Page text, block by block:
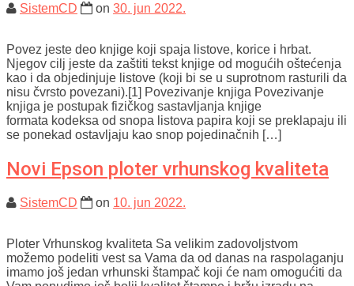
SistemCD on 30. jun 2022.
Povez jeste deo knjige koji spaja listove, korice i hrbat.
Njegov cilj jeste da zaštiti tekst knjige od mogućih oštećenja
kao i da objedinjuje listove (koji bi se u suprotnom rasturili da
nisu čvrsto povezani).[1] Povezivanje knjiga Povezivanje
knjiga je postupak fizičkog sastavljanja knjige
formata kodeksa od snopa listova papira koji se preklapaju ili
se ponekad ostavljaju kao snop pojedinačnih […]
Novi Epson ploter vrhunskog kvaliteta
SistemCD on 10. jun 2022.
Ploter Vrhunskog kvaliteta Sa velikim zadovoljstvom
možemo podeliti vest sa Vama da od danas na raspolaganju
imamo još jedan vrhunski štampač koji će nam omogućiti da